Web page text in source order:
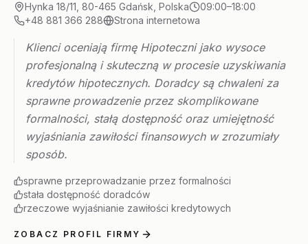
Hynka 18/11, 80-465 Gdańsk, Polska
09:00–18:00
+48 881 366 288
Strona internetowa
Klienci oceniają firmę Hipoteczni jako wysoce
profesjonalną i skuteczną w procesie uzyskiwania
kredytów hipotecznych. Doradcy są chwaleni za
sprawne prowadzenie przez skomplikowane
formalności, stałą dostępność oraz umiejętność
wyjaśniania zawiłości finansowych w zrozumiały
sposób.
sprawne przeprowadzanie przez formalności
stała dostępność doradców
rzeczowe wyjaśnianie zawiłości kredytowych
ZOBACZ PROFIL FIRMY